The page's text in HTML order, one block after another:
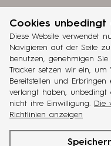
Linkedin
Gestaltung
grucciadesign.
Entwicklung
Workup®
ita eng fra deu
cinquanta3ist eine
Cookies unbedingt
Diese Website verwendet
Navigieren auf der Seite
benutzen, genehmigen
Tracker setzen wir ein,
Bereitstellen und
verlangt haben, unbedingt
nicht ihre Einwilligung. Die
Richtlinien anzeigen